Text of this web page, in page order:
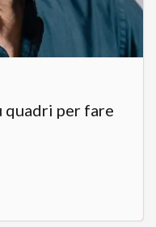
quadri per fare